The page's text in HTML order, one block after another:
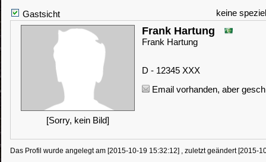
Gastsicht keine
[Sorry, kein Bild]
Frank Hartung
Frank Hartung
D - 12345 XXX
Email vorhanden, aber
Das Profil wurde angelegt am [2015-10-19 15:32:12] , zuletzt geändert [2015-